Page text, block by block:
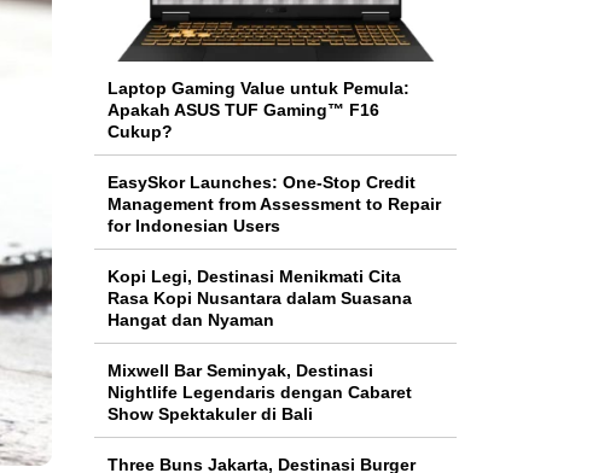
Laptop Gaming Value untuk Pemula:
Apakah ASUS TUF Gaming™ F16
Cukup?
EasySkor Launches: One-Stop Credit
Management from Assessment to Repair
for Indonesian Users
Kopi Legi, Destinasi Menikmati Cita
Rasa Kopi Nusantara dalam Suasana
Hangat dan Nyaman
Mixwell Bar Seminyak, Destinasi
Nightlife Legendaris dengan Cabaret
Show Spektakuler di Bali
Three Buns Jakarta, Destinasi Burger